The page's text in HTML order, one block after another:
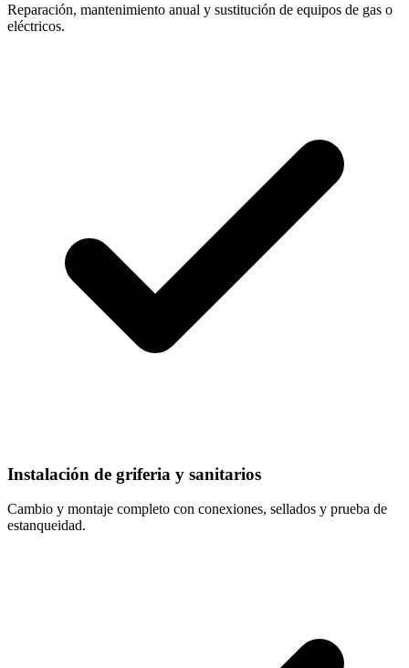
Reparación, mantenimiento anual y sustitución de equipos de gas o
eléctricos.
Instalación de griferia y sanitarios
Cambio y montaje completo con conexiones, sellados y prueba de
estanqueidad.